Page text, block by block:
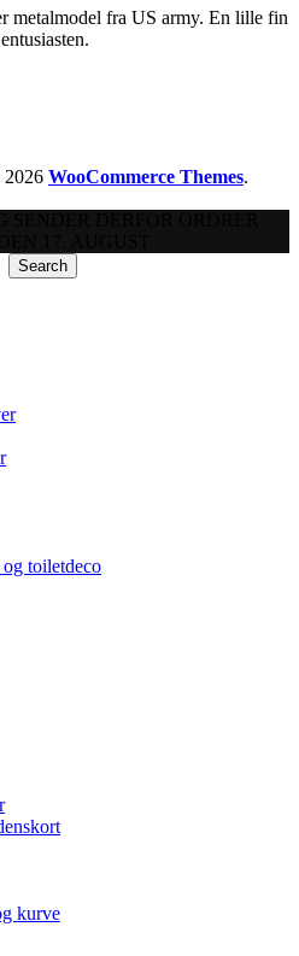
metalmodel fra US army. En lille fin
2026 WooCommerce Themes.
Search
toiletdeco
kurve